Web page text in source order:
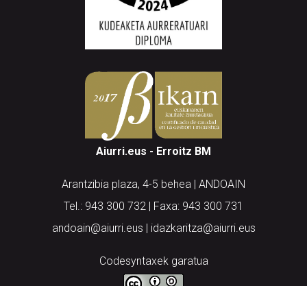
Aiurri.eus - Erroitz BM
Arantzibia plaza, 4-5 behea | ANDOAIN
Tel.: 943 300 732 | Faxa: 943 300 731
andoain@aiurri.eus | idazkaritza@aiurri.eus
Codesyntaxek garatua